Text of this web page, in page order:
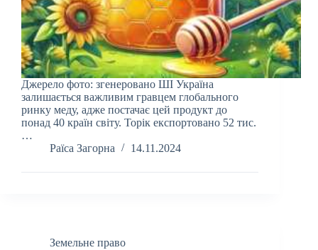
Джерело фото: згенеровано ШІ Україна
залишається важливим гравцем глобального
ринку меду, адже постачає цей продукт до
понад 40 країн світу. Торік експортовано 52 тис.
…
Раїса Загорна
14.11.2024
Земельне право